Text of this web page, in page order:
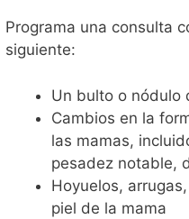
Programa una consulta
siguiente:
Un bulto o nódulo
Cambios en la
las mamas,
pesadez notable,
Hoyuelos,
piel de la mama